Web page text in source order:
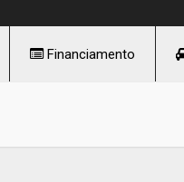
Financiamento